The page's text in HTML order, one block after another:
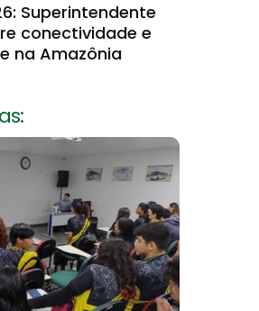
Superintendente
conectividade e
na Amazônia